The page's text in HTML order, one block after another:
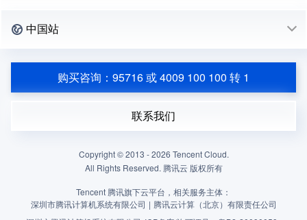
中国站
购买咨询：95716 或 4009 100 100 转 1
联系我们
Copyright © 2013 -2026 Tencent Cloud.
All Rights Reserved. 腾讯云 版权所有
Tencent 腾讯旗下云平台，相关服务主体：
深圳市腾讯计算机系统有限公司 | 腾讯云计算（北京）有限责任公司